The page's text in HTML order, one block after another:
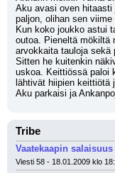
Aku avasi oven
paljon, olihan sen
Kun koko joukko astui
outoa. Pieneltä mökiltä
arvokkaita tauloja sekä
Sitten he kuitenkin
uskoa. Keittiössä paloi
lähtivät hiipien keittiötä
Aku parkaisi ja
Tribe
Vaatekaapin salaisuus
Viesti 58 - 18.01.2009 klo